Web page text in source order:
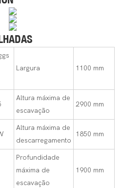
Largura 1100 mm
Altura máxima de
escavação
2900 mm
Altura máxima de
descarregamento
1850 mm
Profundidade
máxima de
escavação
1900 mm